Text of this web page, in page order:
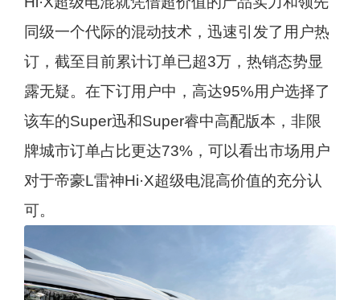
同级一个代际的混动技术，迅速引发了用户热
订，截至目前累计订单已超3万，热销态势显
露无疑。在下订用户中，高达95%用户选择了
该车的Super迅和Super睿中高配版本，非限
牌城市订单占比更达73%，可以看出市场用户
对于帝豪L雷神Hi·X超级电混高价值的充分认
可。